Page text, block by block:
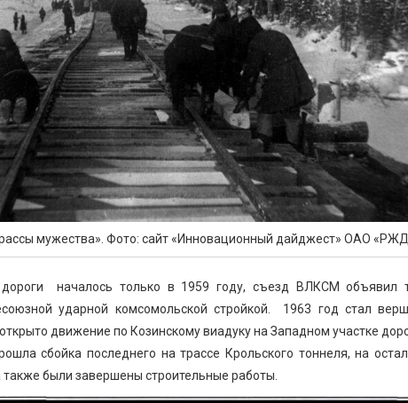
мужества». Фото: сайт «Инновационный дайджест» ОАО
дороги началось только в 1959 году, съезд ВЛКСМ объявил
ударной комсомольской стройкой. 1963 год стал
движение по Козинскому виадуку на Западном участке
сбойка последнего на трассе Крольского тоннеля, на
также были завершены строительные работы.